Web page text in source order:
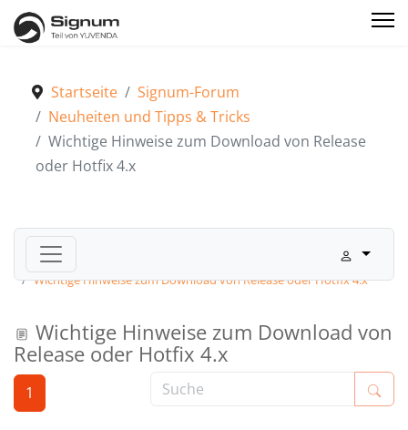
Startseite
Signum-Forum
Neuheiten und Tipps & Tricks
Wichtige Hinweise zum Download von Release
oder Hotfix 4.x
Signum-Forum
Wichtige Hinweise zum Download von Release oder Hotfix 4.x
Wichtige Hinweise zum Download von
Release oder Hotfix 4.x
1